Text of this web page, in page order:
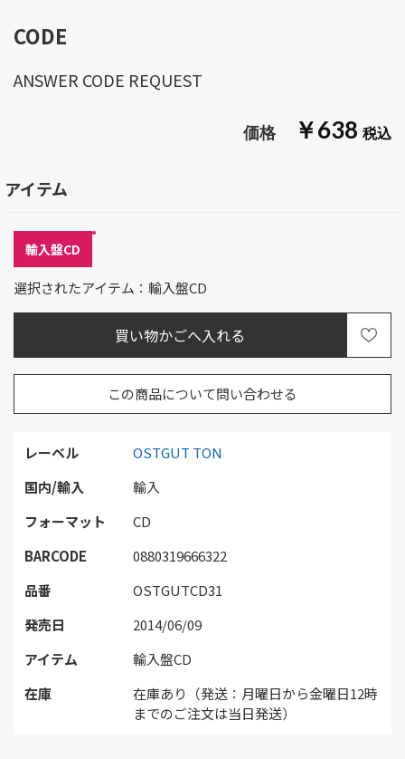
CODE
￥638
レーベル
OSTGUT TON
国内/輸入
輸入
フォーマット
CD
BARCODE
0880319666322
品番
OSTGUTCD31
発売日
2014/06/09
アイテム
輸入盤CD
在庫
在庫あり（発送：月曜日から金曜日12時
までのご注文は当日発送）
アイテム
輸入盤CD
選択されたアイテム：輸入盤CD
この商品について問い合わせる
ANSWER CODE REQUEST